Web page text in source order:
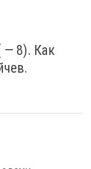
— 8). Как